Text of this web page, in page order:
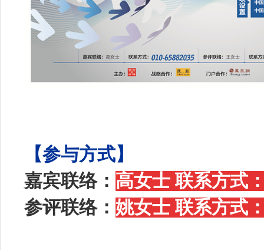
【参与方式】
嘉宾联络： 高女士 联系方式
参评联络： 姚女士 联系方式